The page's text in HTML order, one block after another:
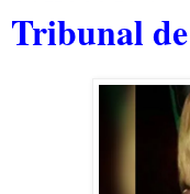
Tribunal